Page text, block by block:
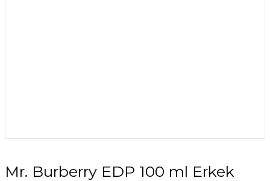
Mr. Burberry EDP 100 ml Erkek